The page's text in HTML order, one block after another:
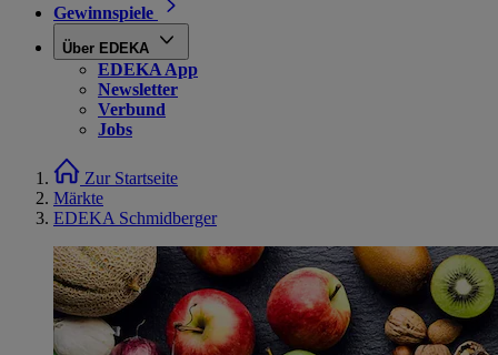
Gewinnspiele
Über EDEKA
EDEKA App
Newsletter
Verbund
Jobs
Zur Startseite
Märkte
EDEKA Schmidberger